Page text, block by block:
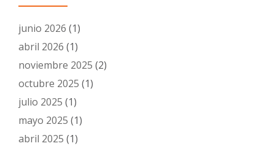
junio 2026 (1)
abril 2026 (1)
noviembre 2025 (2)
octubre 2025 (1)
julio 2025 (1)
mayo 2025 (1)
abril 2025 (1)